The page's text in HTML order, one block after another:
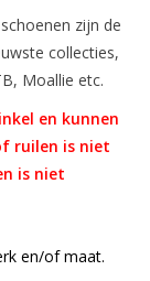
zijn de
collecties,
Moallie etc.
en kunnen
ruilen is niet
is niet
en/of maat.